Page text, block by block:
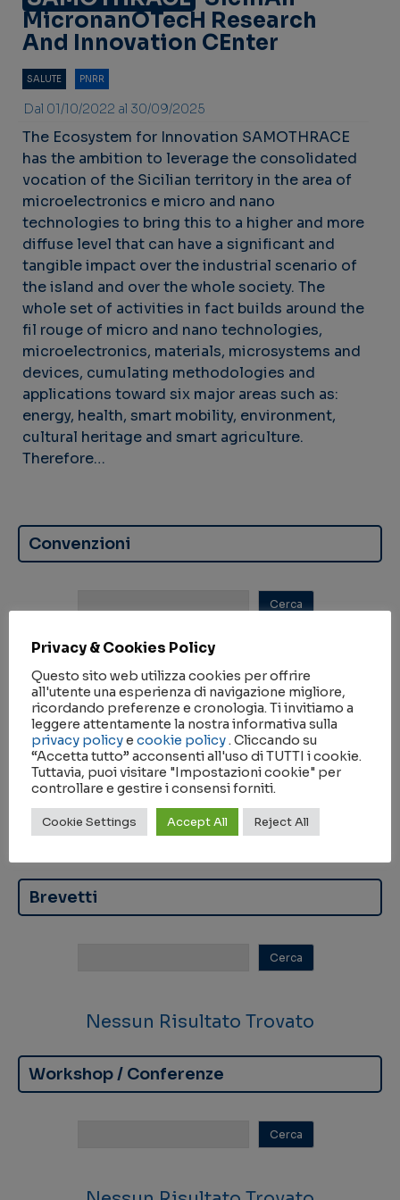
MicronanOTecH Research
And Innovation CEnter
SALUTE PNRR
Dal 01/10/2022 al 30/09/2025
The Ecosystem for Innovation SAMOTHRACE
has the ambition to leverage the consolidated
vocation of the Sicilian territory in the area of
microelectronics e micro and nano
technologies to bring this to a higher and more
diffuse level that can have a significant and
tangible impact over the industrial scenario of
the island and over the whole society. The
whole set of activities in fact builds around the
fil rouge of micro and nano technologies,
microelectronics, materials, microsystems and
devices, cumulating methodologies and
applications toward six major areas such as:
energy, health, smart mobility, environment,
cultural heritage and smart agriculture.
Therefore…
Convenzioni
Nessun Risultato Trovato
Partnership
Brevetti
Nessun Risultato Trovato
Workshop / Conferenze
Privacy & Cookies Policy
Questo sito web utilizza cookies per offrire
all'utente una esperienza di navigazione migliore,
ricordando preferenze e cronologia. Ti invitiamo a
leggere attentamente la nostra informativa sulla
privacy policye cookie policy . Cliccando su
“Accetta tutto” acconsenti all'uso di TUTTI i cookie.
Tuttavia, puoi visitare "Impostazioni cookie" per
controllare e gestire i consensi forniti.
Cookie Settings Accept All Reject All